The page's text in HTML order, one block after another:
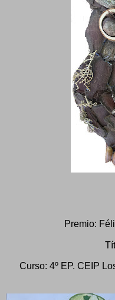
Premio:
Curso: 4º EP. CEIP